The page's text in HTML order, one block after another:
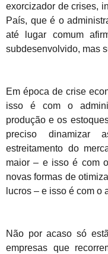
exorcizador de crises,
País, que é o
até lugar comum
subdesenvolvido, mas
Em época de crise
isso é com o
produção e os
preciso dinamizar
estreitamento do
maior – e isso é com
novas formas de
lucros – e isso é com o
Não por acaso só
empresas que